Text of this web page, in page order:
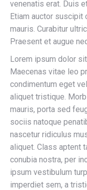
venenatis erat. Duis
Etiam auctor suscipit
mauris. Curabitur
Praesent et augue
Lorem ipsum dolor
Maecenas vitae leo
condimentum eget
aliquet tristique.
mauris, porta sed
sociis natoque
nascetur ridiculus
aliquet. Class aptent
conubia nostra, per
ipsum vestibulum
imperdiet sem, a